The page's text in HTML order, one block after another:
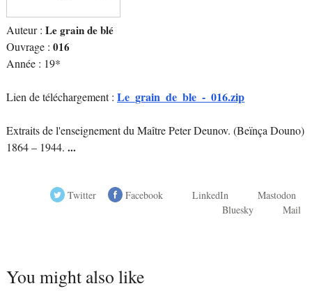
Auteur : Le grain de blé
Ouvrage : 016
Année : 19*
Lien de téléchargement : Le_grain_de_ble_-_016.zip
Extraits de l'enseignement du Maître Peter Deunov. (Beïnça Douno)
1864 – 1944. ...
Twitter Facebook LinkedIn
Mastodon
Bluesky
Mail
You might also like